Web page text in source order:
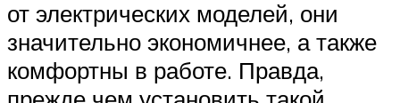
от электрических моделей, они
значительно экономичнее, а также
комфортны в работе. Правда,